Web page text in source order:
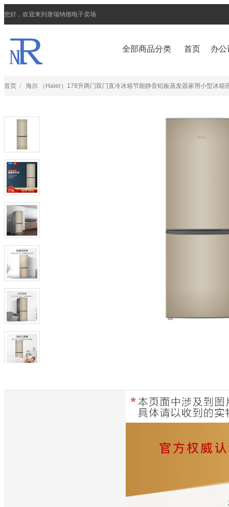
您好，欢迎来到唐瑞纳德电子卖场
全部商品分类 首页 办公
首页 / 海尔 （Haier）178升两门双门直冷冰箱节能静音铝板蒸发器家用小型冰箱